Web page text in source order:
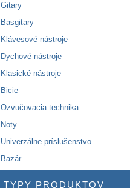
Gitary
Basgitary
Klávesové nástroje
Dychové nástroje
Klasické nástroje
Bicie
Ozvučovacia technika
Noty
Univerzálne príslušenstvo
Bazár
TYPY PRODUKTOV